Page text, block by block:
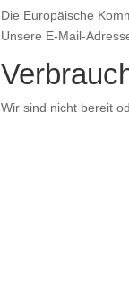
Die Europäische
Unsere E-Mail-
Wir sind nicht bereit